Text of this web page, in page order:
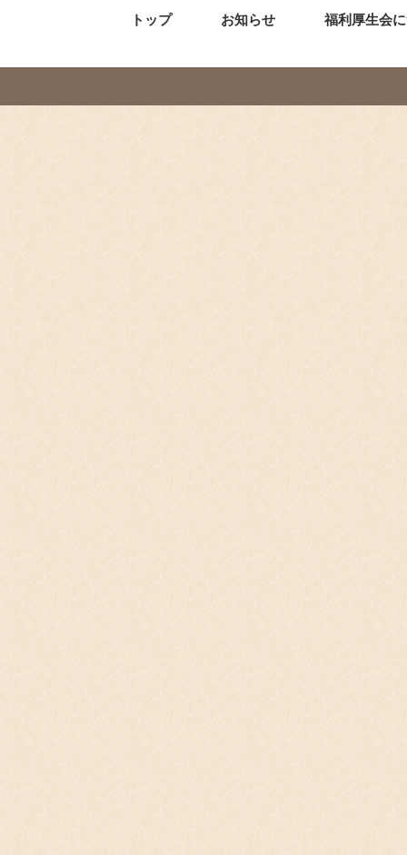
トップ お知らせ 福利厚生会